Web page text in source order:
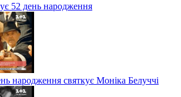
52 день народження
народження святкує Моніка Белуччі